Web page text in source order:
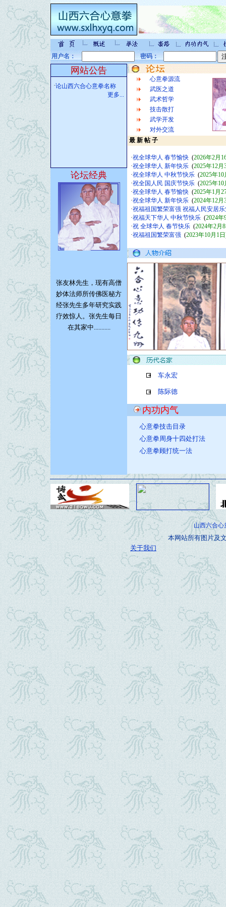
用户名： 密码：
网站公告
·论山西六合心意拳名称
更多...
论坛经典
张友林先生， 现有高僧
妙体法师所传佛医秘方
经张先生多年研究实践
疗效惊人。张先生每日
在其家中...........
心意拳源流
武医之道
武术哲学
技击散打
武学开发
对外交流
最 新 帖 子
·祝全球华人 春节愉快 (2026年2月
·祝全球华人 新年快乐 (2025年12月
·祝全球华人 中秋节快乐 (2025年10
·祝全国人民 国庆节快乐 (2025年10
·祝全球华人 春节愉快 (2025年1月
·祝全球华人 新年快乐 (2024年12月
·祝福祖国繁荣富强 祝福人民安居
·祝福天下华人 中秋节快乐 (2024年
·祝 全球华人 春节快乐 (2024年2月
·祝福祖国繁荣富强 (2023年10月1日
车永宏
陈际德
内功内气
心意拳技击目录
心意拳周身十四处打法
心意拳顾打统一法
山西六合心
本网站所有图片及
关于我们